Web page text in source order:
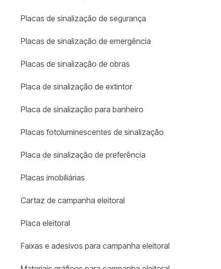
Placas de sinalização de segurança
Placas de sinalização de emergência
Placas de sinalização de obras
Placa de sinalização de extintor
Placa de sinalização para banheiro
Placas fotoluminescentes de sinalização
Placa de sinalização de preferência
Placas imobiliárias
Cartaz de campanha eleitoral​
Placa eleitoral
Faixas e adesivos para campanha eleitoral